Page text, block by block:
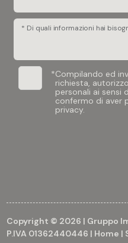
* Di quali informazioni hai
*Compilando ed
richiesta,
personali ai sensi
confermo di aver
privacy.
Copyright © 2026 | Gruppo
P.IVA 01362440446 | Home |